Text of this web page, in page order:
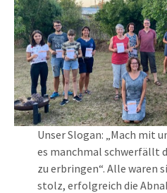
Unser Slogan: „Mach mit
es manchmal schwerfällt
zu erbringen“. Alle waren
stolz, erfolgreich die